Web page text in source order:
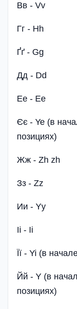
Вв - Vv
Гг - Hh
Ґґ - Gg
Дд - Dd
Ее - Eе
Єє - Ye (в
позициях)
Жж - Zh zh
Зз - Zz
Ии - Yy
Іі - Ii
Її - Yi (в
Йй - Y (в
позициях)